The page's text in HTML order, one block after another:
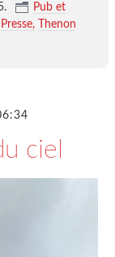
.
Pub et
Presse
Thenon
ciel